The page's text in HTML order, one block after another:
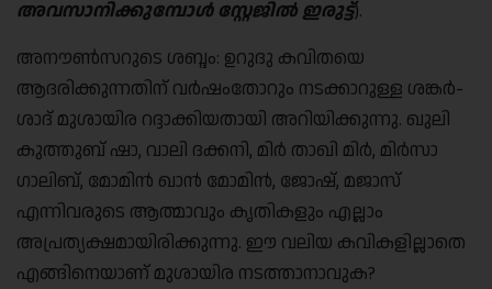
അവസാനിക്കുമ്പോൾ സ്റ്റേജിൽ ഇരുട്ട്).
അനൗൺസറുടെ ശബ്ദം: ഉറുദു കവിതയെ
ആദരിക്കുന്നതിന് വർഷം‌തോറും നടക്കാറുള്ള ശങ്കർ-
ശാദ് മുശായിര റദ്ദാക്കിയതായി അറിയിക്കുന്നു. ഖുലി
കുത്തുബ് ഷാ, വാലി ദക്കനി, മിർ താഖി മിർ, മിർസാ
ഗാലിബ്, മോമിൻ ഖാൻ മോമിൻ, ജോഷ്, മജാസ്
എന്നിവരുടെ ആത്മാവും കൃതികളും എല്ലാം
അപ്രത്യക്ഷമായിരിക്കുന്നു. ഈ വലിയ കവികളില്ലാതെ
എങ്ങിനെയാണ് മുശായിര നടത്താനാവുക?